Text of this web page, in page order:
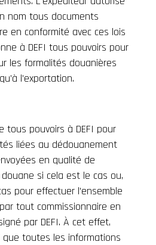
nom tous documents
en conformité avec ces lois
à DEFI tous pouvoirs pour
les formalités douanières
l’exportation.
tous pouvoirs à DEFI pour
liées au dédouanement
en qualité de
si cela est le cas ou,
pour effectuer l’ensemble
tout commissionnaire en
par DEFI. À cet effet,
que toutes les informations